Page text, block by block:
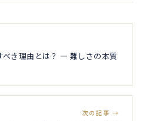
べき理由とは？ ― 難しさの本質
次の記事 →